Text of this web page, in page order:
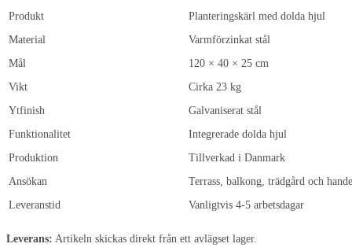
Produkt
Planteringskärl med dolda hjul
Material
Varmförzinkat stål
Mål
120 × 40 × 25 cm
Vikt
Cirka 23 kg
Ytfinish
Galvaniserat stål
Funktionalitet
Integrerade dolda hjul
Produktion
Tillverkad i Danmark
Ansökan
Terrass, balkong, trädgård och
Leveranstid
Vanligtvis 4-5 arbetsdagar
Leverans: Artikeln skickas direkt från ett avlägset lager.